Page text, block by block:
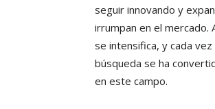
seguir innovando y
irrumpan en el mercado.
se intensifica, y cada
búsqueda se ha
en este campo.